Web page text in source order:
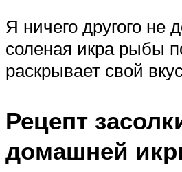
Я ничего другого не
соленая икра рыбы
раскрывает свой
Рецепт
домашней